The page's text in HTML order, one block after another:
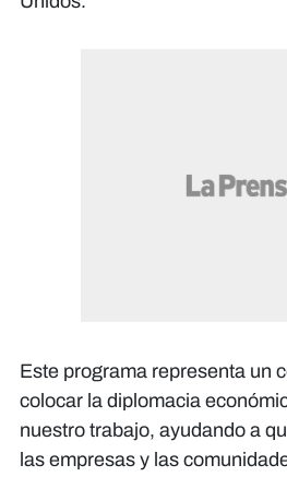
Este programa representa un
colocar la diplomacia
nuestro trabajo, ayudando a
las empresas y las